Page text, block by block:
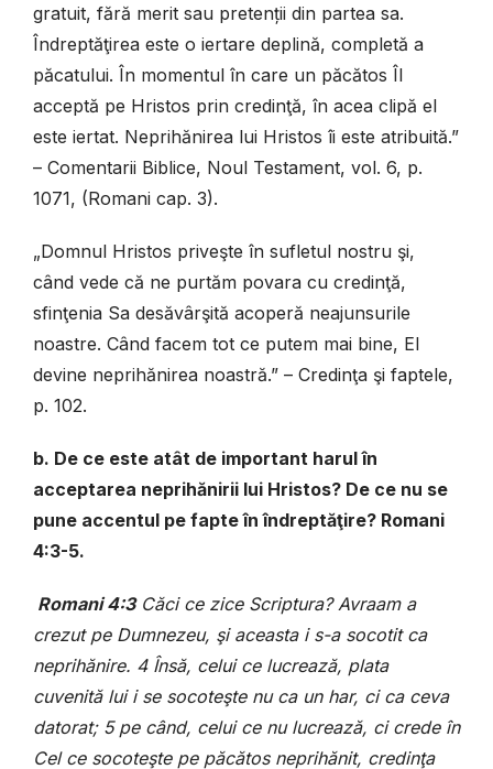
gratuit, fără merit sau pretenții din partea sa.
Îndreptăţirea este o iertare deplină, completă a
păcatului. În momentul în care un păcătos Îl
acceptă pe Hristos prin credinţă, în acea clipă el
este iertat. Neprihănirea lui Hristos îi este atribuită.”
– Comentarii Biblice, Noul Testament, vol. 6, p.
1071, (Romani cap. 3).
„Domnul Hristos priveşte în sufletul nostru şi,
când vede că ne purtăm povara cu credinţă,
sfinţenia Sa desăvârşită acoperă neajunsurile
noastre. Când facem tot ce putem mai bine, El
devine neprihănirea noastră.” – Credinţa şi faptele,
p. 102.
b. De ce este atât de important harul în
acceptarea neprihănirii lui Hristos? De ce nu se
pune accentul pe fapte în îndreptăţire? Romani
4:3-5.
Ro­mani 4:3Căci ce zice Scriptura? Avraam a
crezut pe Dumnezeu, şi aceasta i s-a socotit ca
neprihănire. 4 Însă, celui ce lucrează, plata
cuvenită lui i se socoteşte nu ca un har, ci ca ceva
datorat; 5 pe când, celui ce nu lucrează, ci crede în
Cel ce socoteşte pe păcătos neprihănit, credinţa